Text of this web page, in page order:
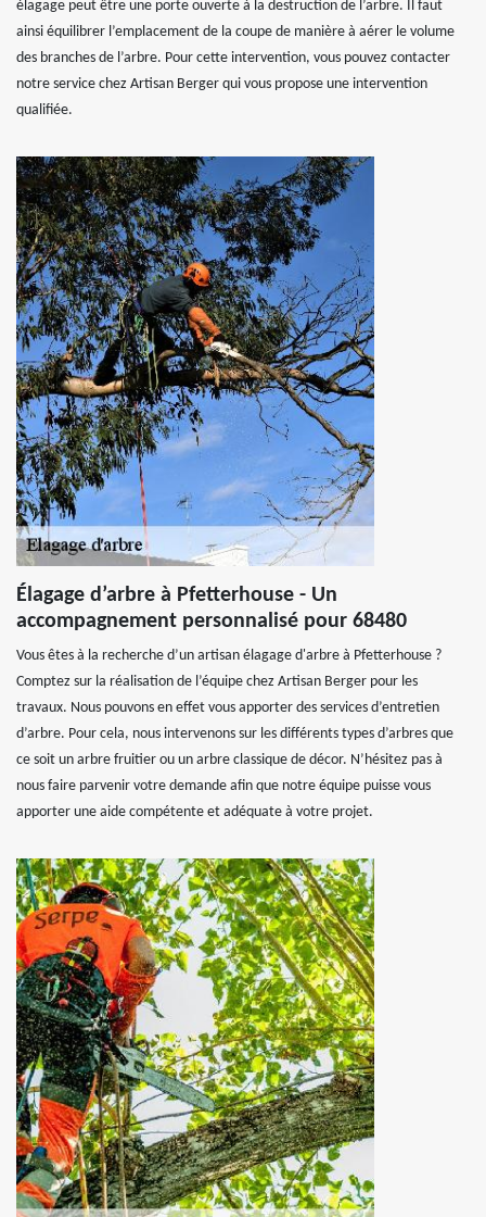
élagage peut être une porte ouverte à la destruction de l’arbre. Il faut
ainsi équilibrer l’emplacement de la coupe de manière à aérer le volume
des branches de l’arbre. Pour cette intervention, vous pouvez contacter
notre service chez Artisan Berger qui vous propose une intervention
qualifiée.
Élagage d’arbre à Pfetterhouse - Un
accompagnement personnalisé pour 68480
Vous êtes à la recherche d’un artisan élagage d'arbre à Pfetterhouse ?
Comptez sur la réalisation de l’équipe chez Artisan Berger pour les
travaux. Nous pouvons en effet vous apporter des services d’entretien
d’arbre. Pour cela, nous intervenons sur les différents types d’arbres que
ce soit un arbre fruitier ou un arbre classique de décor. N’hésitez pas à
nous faire parvenir votre demande afin que notre équipe puisse vous
apporter une aide compétente et adéquate à votre projet.